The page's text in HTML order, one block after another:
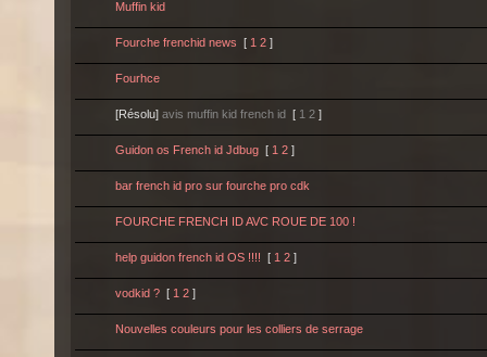
Muffin kid
Fourche frenchid news [ 1 2 ]
Fourhce
[Résolu]avis muffin kid french id [ 1 2 ]
Guidon os French id Jdbug [ 1 2 ]
bar french id pro sur fourche pro cdk
FOURCHE FRENCH ID AVC ROUE DE 100 !
help guidon french id OS !!!! [ 1 2 ]
vodkid ? [ 1 2 ]
Nouvelles couleurs pour les colliers de serrage